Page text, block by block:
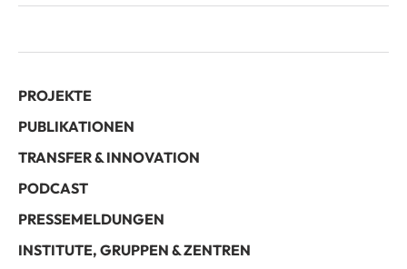
PROJEKTE
PUBLIKATIONEN
TRANSFER & INNOVATION
PODCAST
PRESSEMELDUNGEN
INSTITUTE, GRUPPEN & ZENTREN